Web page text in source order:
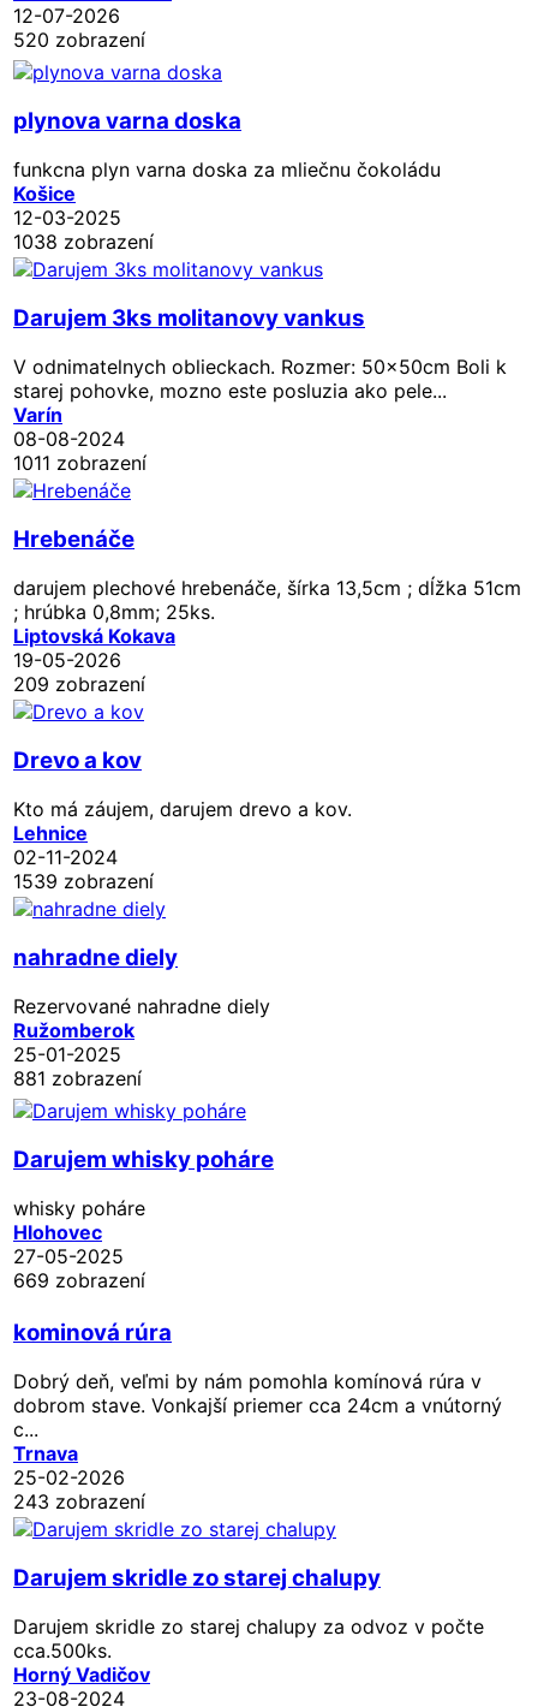
12-07-2026
520 zobrazení
plynova varna doska
funkcna plyn varna doska za mliečnu čokoládu
Košice
12-03-2025
1038 zobrazení
Darujem 3ks molitanovy vankus
V odnimatelnych oblieckach. Rozmer: 50x50cm Boli k
starej pohovke, mozno este posluzia ako pele...
Varín
08-08-2024
1011 zobrazení
Hrebenáče
darujem plechové hrebenáče, šírka 13,5cm ; dĺžka 51cm
; hrúbka 0,8mm; 25ks.
Liptovská Kokava
19-05-2026
209 zobrazení
Drevo a kov
Kto má záujem, darujem drevo a kov.
Lehnice
02-11-2024
1539 zobrazení
nahradne diely
Rezervované nahradne diely
Ružomberok
25-01-2025
881 zobrazení
Darujem whisky poháre
whisky poháre
Hlohovec
27-05-2025
669 zobrazení
kominová rúra
Dobrý deň, veľmi by nám pomohla komínová rúra v
dobrom stave. Vonkajší priemer cca 24cm a vnútorný
c...
Trnava
25-02-2026
243 zobrazení
Darujem skridle zo starej chalupy
Darujem skridle zo starej chalupy za odvoz v počte
cca.500ks.
Horný Vadičov
23-08-2024